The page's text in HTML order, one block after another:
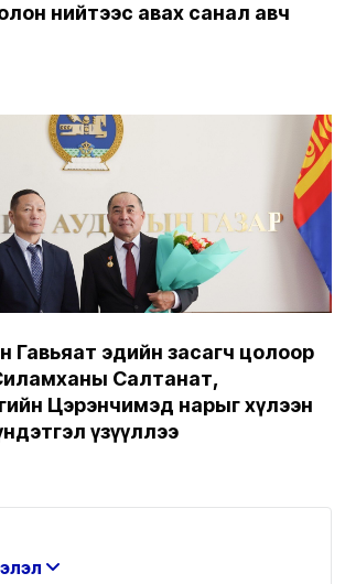
олон нийтээс авах санал авч
Гавьяат эдийн засагч цолоор
Салтанат,
Цэрэнчимэд нарыг хүлээн
үзүүллээ